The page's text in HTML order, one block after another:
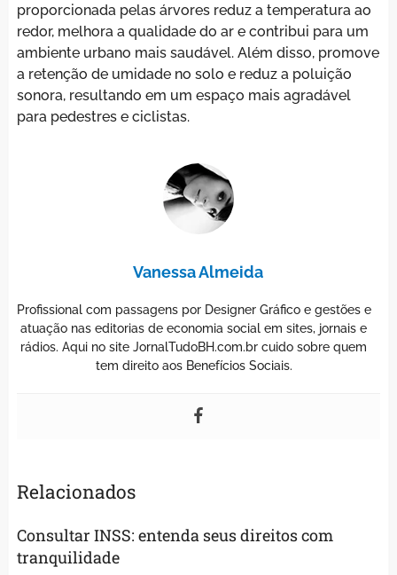
proporcionada pelas árvores reduz a temperatura ao
redor, melhora a qualidade do ar e contribui para um
ambiente urbano mais saudável. Além disso, promove
a retenção de umidade no solo e reduz a poluição
sonora, resultando em um espaço mais agradável
para pedestres e ciclistas.
Vanessa Almeida
Profissional com passagens por Designer Gráfico e gestões e
atuação nas editorias de economia social em sites, jornais e
rádios. Aqui no site JornalTudoBH.com.br cuido sobre quem
tem direito aos Benefícios Sociais.
Relacionados
Consultar INSS: entenda seus direitos com
tranquilidade